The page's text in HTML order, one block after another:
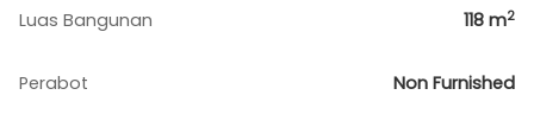
Luas Bangunan 118 m2
Perabot Non Furnished